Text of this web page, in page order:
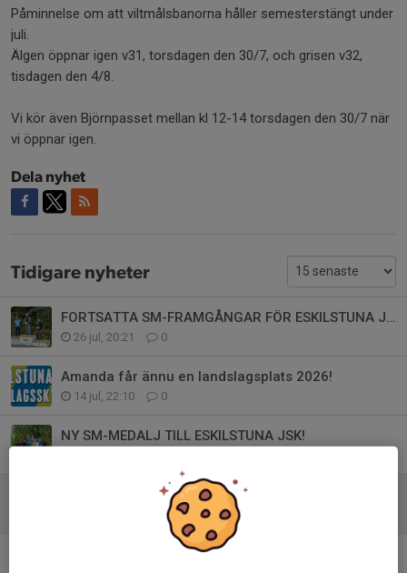
Påminnelse om att viltmålsbanorna håller semesterstängt under
juli.
Älgen öppnar igen v31, torsdagen den 30/7, och grisen v32,
tisdagen den 4/8.
Vi kör även Björnpasset mellan kl 12-14 torsdagen den 30/7 när
vi öppnar igen.
Dela nyhet
Tidigare nyheter
FORTSATTA SM-FRAMGÅNGAR FÖR ESKILSTUNA JSK!
26 jul, 20:21 0
Amanda får ännu en landslagsplats 2026!
14 jul, 22:10 0
NY SM-MEDALJ TILL ESKILSTUNA JSK!
Semesterstängt på viltmålsbanorna!
FLER SM-MEDALJER TILL ESKILSTUNA JSK!